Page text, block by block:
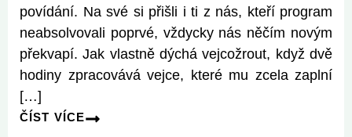
povídání. Na své si přišli i ti z nás, kteří program
neabsolvovali poprvé, vždycky nás něčím novým
překvapí. Jak vlastně dýchá vejcožrout, když dvě
hodiny zpracovává vejce, které mu zcela zaplní
[…]
ČÍST VÍCE